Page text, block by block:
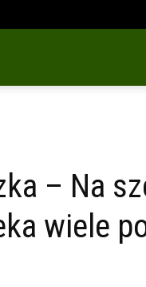
– Na
wiele